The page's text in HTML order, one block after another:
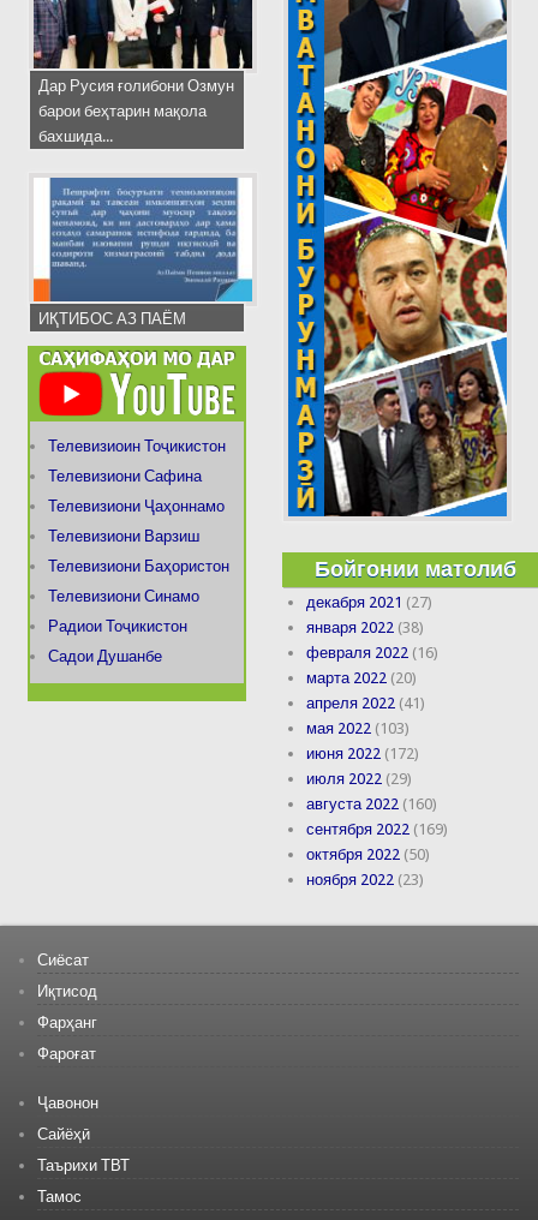
Дар Русия ғолибони Озмун
барои беҳтарин мақола
бахшида...
ИҚТИБОС АЗ ПАЁМ
Телевизиоин Тоҷикистон
Телевизиони Сафина
Телевизиони Ҷаҳоннамо
Телевизиони Варзиш
Телевизиони Баҳористон
Телевизиони Синамо
Радиои Тоҷикистон
Садои Душанбе
Бойгонии матолиб
декабря 2021 (27)
января 2022 (38)
февраля 2022 (16)
марта 2022 (20)
апреля 2022 (41)
мая 2022 (103)
июня 2022 (172)
июля 2022 (29)
августа 2022 (160)
сентября 2022 (169)
октября 2022 (50)
ноября 2022 (23)
Сиёсат
Иқтисод
Фарҳанг
Фароғат
Ҷавонон
Сайёҳӣ
Таърихи ТВТ
Тамос